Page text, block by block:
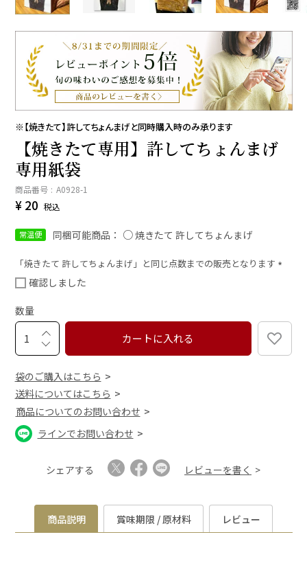
※【焼きたて】許してちょんまげと同時購入時のみ承ります
【焼きたて専用】許してちょんまげ
専用紙袋
商品番号 A0928-1
¥ 20 税込
常温便 同梱可能商品： 焼きたて 許してちょんまげ
「焼きたて 許してちょんまげ」と同じ点数までの販売となります
)
確認しました
数量
カートに入れる
袋のご購入はこちら
送料についてはこちら
商品についてのお問い合わせ
ラインでお問い合わせ
シェアする レビューを書く
商品説明 賞味期限 / 原材料 レビュー